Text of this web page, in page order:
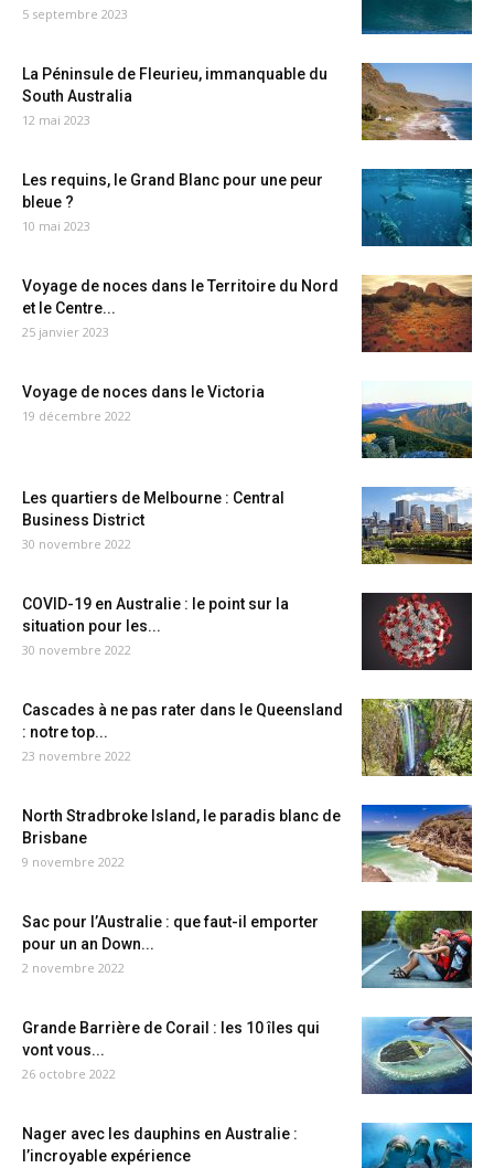
5 septembre 2023
La Péninsule de Fleurieu, immanquable du
South Australia
12 mai 2023
Les requins, le Grand Blanc pour une peur
bleue ?
10 mai 2023
Voyage de noces dans le Territoire du Nord
et le Centre...
25 janvier 2023
Voyage de noces dans le Victoria
19 décembre 2022
Les quartiers de Melbourne : Central
Business District
30 novembre 2022
COVID-19 en Australie : le point sur la
situation pour les...
30 novembre 2022
Cascades à ne pas rater dans le Queensland
: notre top...
23 novembre 2022
North Stradbroke Island, le paradis blanc de
Brisbane
9 novembre 2022
Sac pour l’Australie : que faut-il emporter
pour un an Down...
2 novembre 2022
Grande Barrière de Corail : les 10 îles qui
vont vous...
26 octobre 2022
Nager avec les dauphins en Australie :
l’incroyable expérience